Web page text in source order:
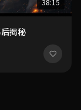
38:15
揭秘